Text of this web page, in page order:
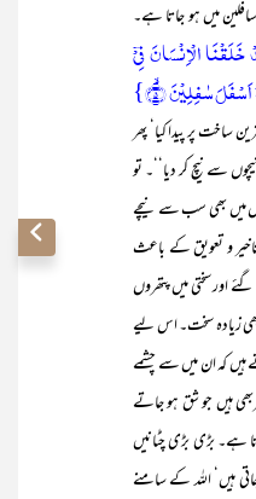
میں ہو جاتا ہے۔
الۡاِنۡسَانَ فِیۡۤ
ساخت پر پیدا کیا‘ پھر
سے نیچ کر دیا‘‘۔ تو
میں بھی سب سے نیچے
و تعویق کے باعث
سختی میں پتھروں
زیادہ سخت۔ اس لیے
ہیں کہ ان میں سے چشمے
ہیں جو شق ہو جاتے
ہے۔ بڑی بڑی چٹانیں
ہیں‘ اللہ کے سامنے